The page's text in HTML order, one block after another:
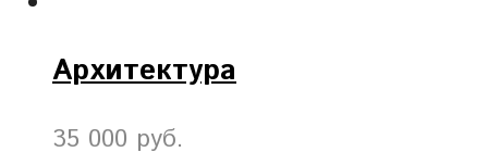
Архитектура
35 000 руб.